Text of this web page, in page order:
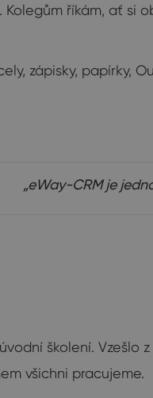
říkám, ať
zápisky, papírky,
„eWay-CRM je
školení.
všichni pracujeme.